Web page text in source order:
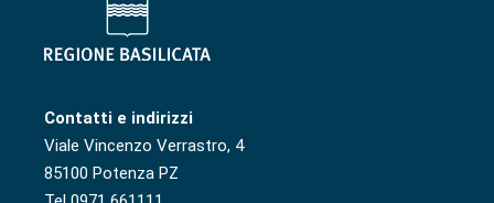
Contatti e indirizzi
Viale Vincenzo Verrastro, 4
85100 Potenza PZ